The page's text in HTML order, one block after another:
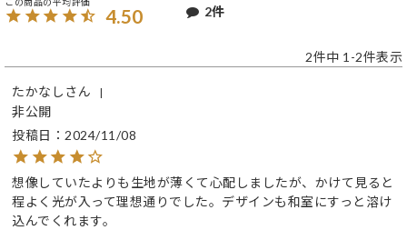
4.50 2
2件中 1 -2件表示
たかなし
非公開
投稿日
2024/11/08
想像していたよりも生地が薄くて心配しましたが、かけて見ると
程よく光が入って理想通りでした。デザインも和室にすっと溶け
込んでくれます。